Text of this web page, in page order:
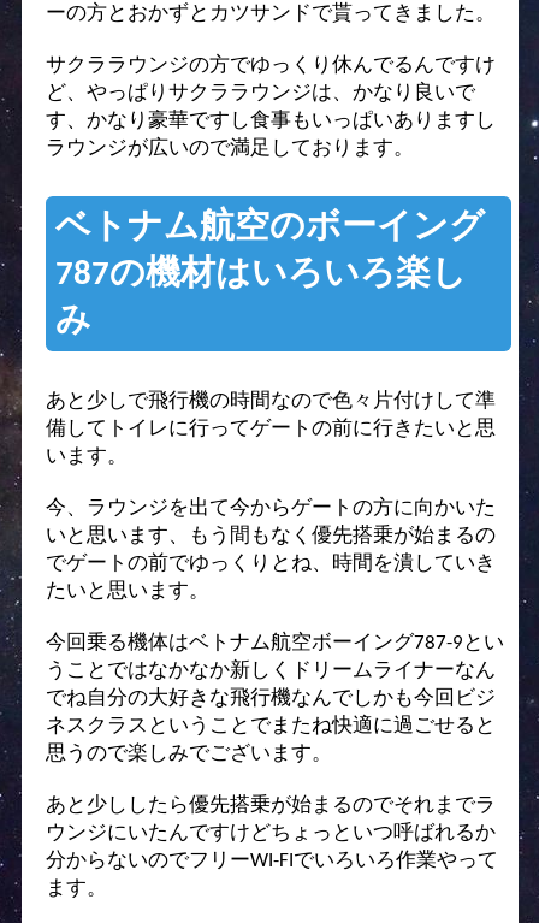
ーの方とおかずとカツサンドで貰ってきました。
サクララウンジの方でゆっくり休んでるんですけ
ど、やっぱりサクララウンジは、かなり良いで
す、かなり豪華ですし食事もいっぱいありますし
ラウンジが広いので満足しております。
ベトナム航空のボーイング
787の機材はいろいろ楽し
み
あと少しで飛行機の時間なので色々片付けして準
備してトイレに行ってゲートの前に行きたいと思
います。
今、ラウンジを出て今からゲートの方に向かいた
いと思います、もう間もなく優先搭乗が始まるの
でゲートの前でゆっくりとね、時間を潰していき
たいと思います。
今回乗る機体はベトナム航空ボーイング787-9とい
うことではなかなか新しくドリームライナーなん
でね自分の大好きな飛行機なんでしかも今回ビジ
ネスクラスということでまたね快適に過ごせると
思うので楽しみでございます。
あと少ししたら優先搭乗が始まるのでそれまでラ
ウンジにいたんですけどちょっといつ呼ばれるか
分からないのでフリーWI-FIでいろいろ作業やって
ます。